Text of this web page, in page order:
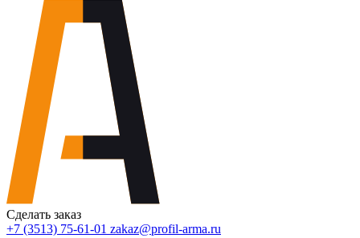
Сделать заказ
+7 (3513) 75-61-01 zakaz@profil-arma.ru